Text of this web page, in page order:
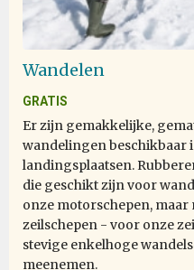
Wandelen
GRATIS
Er zijn gemakkelijke,
wandelingen beschikbaar
landingsplaatsen.
die geschikt zijn voor
onze motorschepen,
zeilschepen - voor onze
stevige enkelhoge
meenemen.